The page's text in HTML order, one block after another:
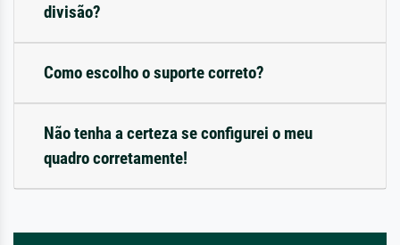
divisão?
Como escolho o suporte correto?
Não tenha a certeza se configurei o meu
quadro corretamente!